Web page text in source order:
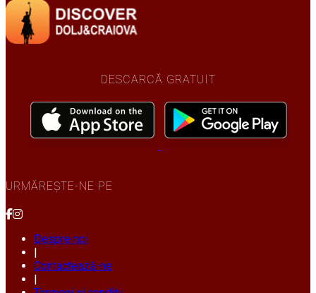
DESCARCĂ GRATUIT
URMĂREȘTE-NE PE
Despre noi
|
Contactează-ne
|